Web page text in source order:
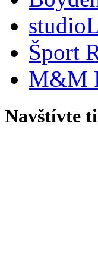
Šport
M&M
Navštívte